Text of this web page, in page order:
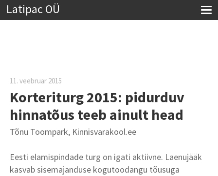
Latipac OÜ
11. veebruar 2015
Korteriturg 2015: pidurduv
hinnatõus teeb ainult head
Tõnu Toompark, Kinnisvarakool.ee
Eesti elamispindade turg on igati aktiivne. Laenujääk
kasvab sisemajanduse kogutoodangu tõusuga